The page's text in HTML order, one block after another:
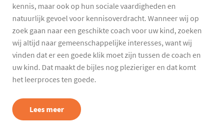
kennis, maar ook op hun sociale vaardigheden en
natuurlijk gevoel voor kennisoverdracht. Wanneer wij op
zoek gaan naar een geschikte coach voor uw kind, zoeken
wij altijd naar gemeenschappelijke interesses, want wij
vinden dat er een goede klik moet zijn tussen de coach en
uw kind. Dat maakt de bijles nog plezieriger en dat komt
het leerproces ten goede.
Lees meer